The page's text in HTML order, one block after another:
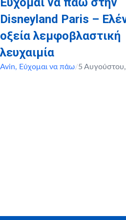
Disneyland Paris –
οξεία λεμφοβλαστική
λευχαιμία
Avin, Εύχομαι να πάω/5